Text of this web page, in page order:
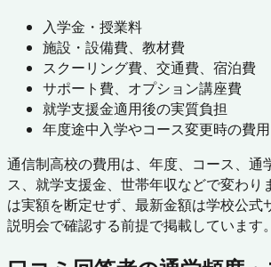
入学金・授業料
施設・設備費、教材費
スクーリング費、交通費、宿泊費
サポート費、オプション講座費
就学支援金適用後の実質負担
年度途中入学やコース変更時の費用
通信制高校の費用は、年度、コース、通
ス、就学支援金、世帯年収などで変わり
は実額を断定せず、最新金額は学校公式
説明会で確認する前提で掲載しています。